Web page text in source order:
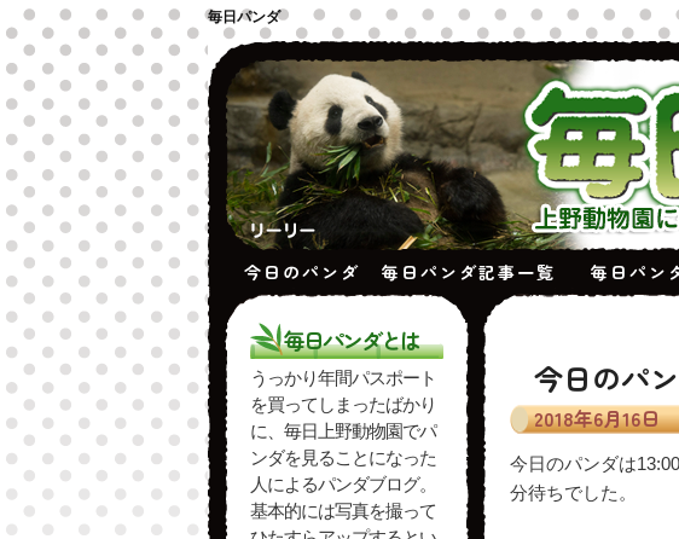
毎日パンダ
今日のパンダ 毎日パンダ記事一覧 毎日パン
毎日パンダとは
うっかり年間パスポート
を買ってしまったばかり
に、毎日上野動物園でパ
ンダを見ることになった
人によるパンダブログ。
基本的には写真を撮って
今日のパン
2018年6月16日
今日のパンダは
分待ちでした。